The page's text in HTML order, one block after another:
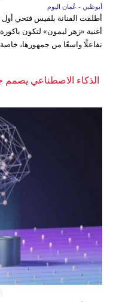
أبوظبي - عُمان اليوم
أطلقت الفنانة بلقيس فتحي أول
أغنية «زهر ليمون» لتكون
تفاعلًا واسعًا من جمهورها،
الذكاء الاصطناعي يصمم